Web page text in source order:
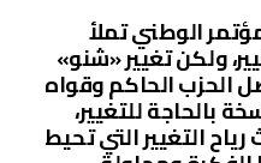
الوطني تملأ
ولكن تغيير «شنو»
الحزب الحاكم وقواه
بالحاجة للتغيير،
التغيير التي تحيط